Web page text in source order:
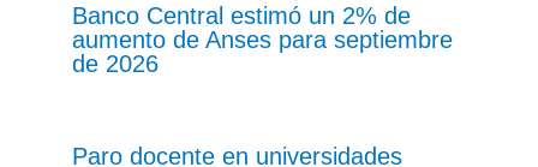
Banco Central estimó un 2% de
aumento de Anses para septiembre
de 2026
Paro docente en universidades